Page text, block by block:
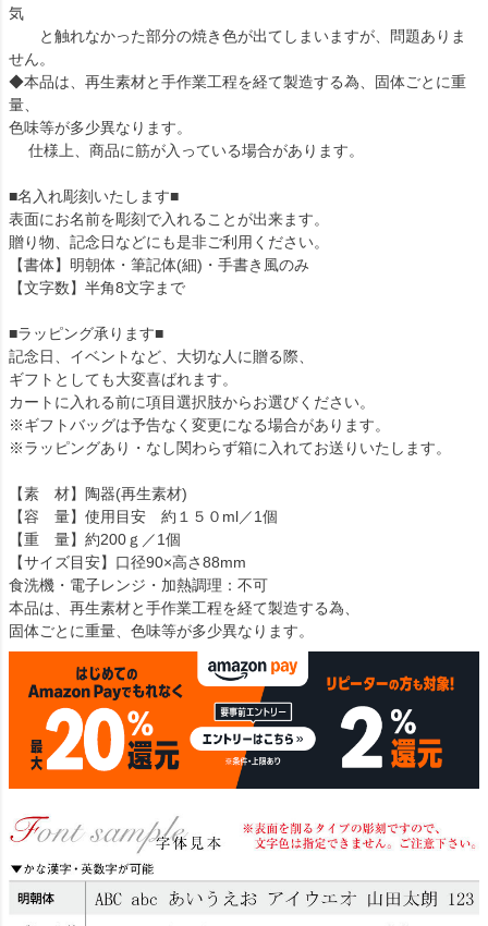
気
と触れなかった部分の焼き色が出てしまいますが、問題ありま
せん。
◆本品は、再生素材と手作業工程を経て製造する為、固体ごとに重
量、
色味等が多少異なります。
仕様上、商品に筋が入っている場合があります。
■名入れ彫刻いたします■
表面にお名前を彫刻で入れることが出来ます。
贈り物、記念日などにも是非ご利用ください。
【書体】明朝体・筆記体(細)・手書き風のみ
【文字数】半角8文字まで
■ラッピング承ります■
記念日、イベントなど、大切な人に贈る際、
ギフトとしても大変喜ばれます。
カートに入れる前に項目選択肢からお選びください。
※ギフトバッグは予告なく変更になる場合があります。
※ラッピングあり・なし関わらず箱に入れてお送りいたします。
【素 材】陶器(再生素材)
【容 量】使用目安 約１５０ml／1個
【重 量】約200ｇ／1個
【サイズ目安】口径90×高さ88mm
食洗機・電子レンジ・加熱調理：不可
本品は、再生素材と手作業工程を経て製造する為、
固体ごとに重量、色味等が多少異なります。